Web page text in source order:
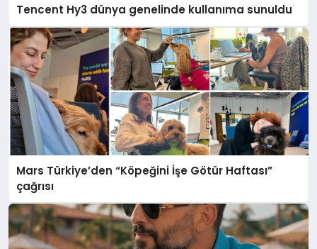
Tencent Hy3 dünya genelinde kullanıma sunuldu
Mars Türkiye’den “Köpeğini İşe Götür Haftası”
çağrısı